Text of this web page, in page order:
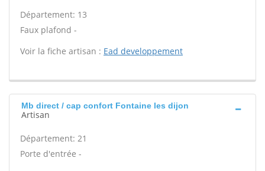
Département: 13
Faux plafond -
Voir la fiche artisan : Ead developpement
Mb direct / cap confort Fontaine les dijon
Artisan
Département: 21
Porte d'entrée -